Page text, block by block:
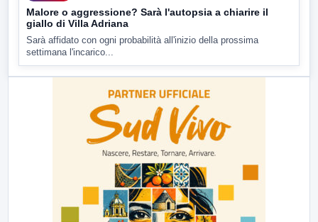
Malore o aggressione? Sarà l'autopsia a chiarire il
giallo di Villa Adriana
Sarà affidato con ogni probabilità all'inizio della prossima
settimana l'incarico...